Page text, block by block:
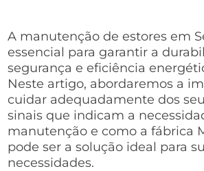
A manutenção de estores em
essencial para garantir a
segurança e eficiência
Neste artigo, abordaremos a
cuidar adequadamente dos
sinais que indicam a
manutenção e como a fábrica
pode ser a solução ideal para
necessidades.